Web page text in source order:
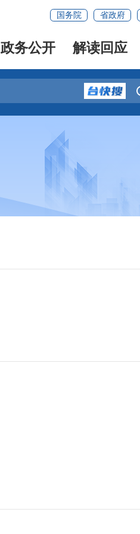
国务院 省政府
政务公开 解读回应